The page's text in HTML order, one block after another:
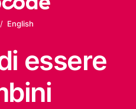
English
essere